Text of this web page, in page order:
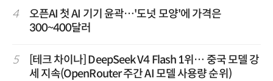
4
오픈AI 첫 AI 기기 윤곽…'도넛 모양'에 가격은
300~400달러
5
[테크 차이나] DeepSeek V4 Flash 1위… 중국 모델 강
세 지속(OpenRouter 주간 AI 모델 사용량 순위)